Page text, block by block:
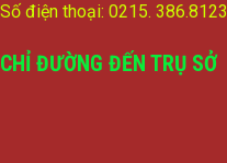
Số điện thoại: 0215. 386.8123
CHỈ ĐƯỜNG ĐẾN TRỤ SỞ